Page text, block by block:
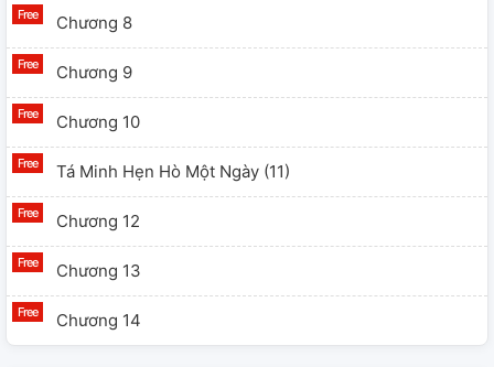
Chương 8
Chương 9
Chương 10
Tá Minh Hẹn Hò Một Ngày (11)
Chương 12
Chương 13
Chương 14